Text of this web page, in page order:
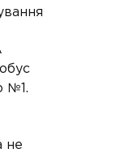
№1.
не